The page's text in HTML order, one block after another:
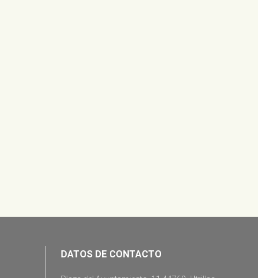
DATOS DE CONTACTO